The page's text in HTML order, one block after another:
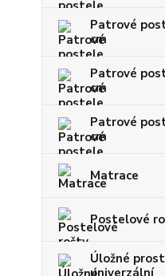
Patrové
cm
Patrové
cm
Patrové
cm
Matrace
Postelové
Úložné
univerzální